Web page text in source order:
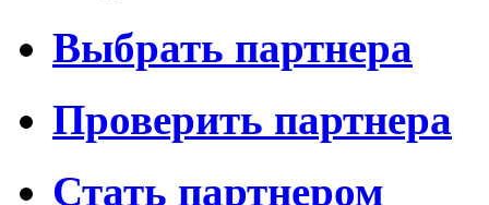
Выбрать партнера
Проверить партнера
Стать партнером